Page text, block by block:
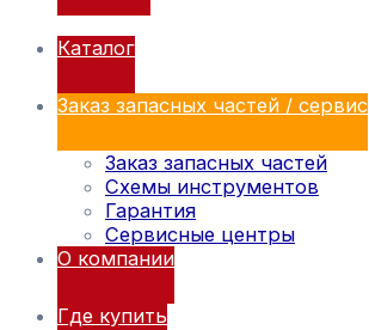
Каталог
Заказ запасных частей / сервис
Заказ запасных частей
Схемы инструментов
Гарантия
Сервисные центры
О компании
Где купить